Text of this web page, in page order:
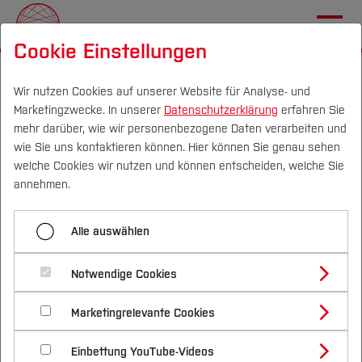
Über
Transferprojekte
Nachhaltigkeitsallianz
MachBar
THALESruhr Kooperationspartner
Kooperationspartner der
Nachhaltigkeitsallianz
Die Kooperationspartner der Nachhaltigkeitsallianz
THALESruhr unterstützen die Transformation der
Industrieregionen“ und bringen ihre vielfältigen
Kompetenzen in die Nachhaltigkeitsallianz ein. Als
Kommunikatoren tragen sie dazu bei,
Cookie Einstellungen
Wir nutzen Cookies auf unserer Website für Analyse- und
Marketingzwecke. In unserer Datenschutzerklärung erfahren Sie
mehr darüber, wie wir personenbezogene Daten verarbeiten und
wie Sie uns kontaktieren können. Hier können Sie genau sehen
welche Cookies wir nutzen und können entscheiden, welche Sie
annehmen.
Alle auswählen
Notwendige Cookies
Marketingrelevante Cookies
Einbettung YouTube-Videos